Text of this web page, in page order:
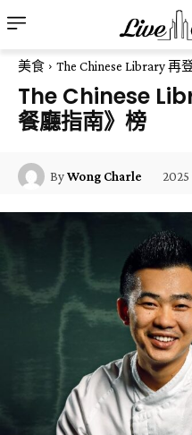
美食 The Chinese Library
The Chinese
餐廳指南》榜
ByWong Charle 2025